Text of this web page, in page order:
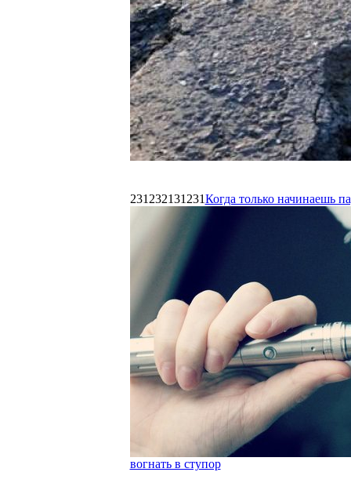
231232131231Когда только начинаешь
вогнать в ступор